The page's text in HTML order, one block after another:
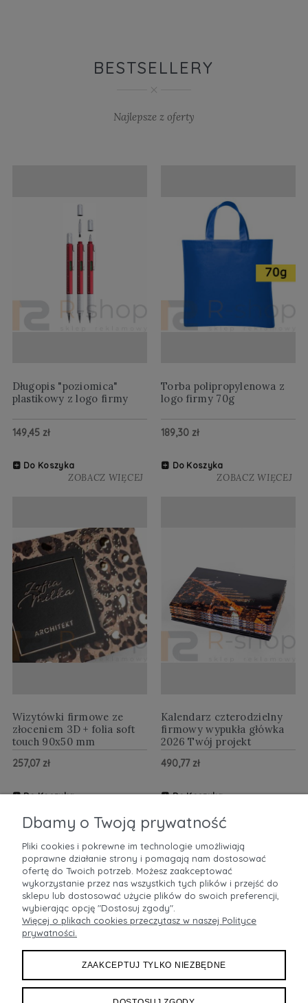
BESTSELLERY
Najlepsze z oferty
Długopis "poziomica"
plastikowy z logo firmy
149,45 zł
Do Koszyka
ZOBACZ WIĘCEJ
Torba polipropylenowa z
logo firmy 70g
189,30 zł
Do Koszyka
ZOBACZ WIĘCEJ
Wizytówki firmowe ze
złoceniem 3D + folia soft
touch 90x50 mm
257,07 zł
Do Koszyka
Kalendarz czterodzielny
firmowy wypukła główka
2026 Twój projekt
490,77 zł
Do Koszyka
POMOC
MOJE KONTO
INFORMACJE
Dbamy o Twoją prywatność
Pliki cookies i pokrewne im technologie umożliwiają
poprawne działanie strony i pomagają nam dostosować
ofertę do Twoich potrzeb. Możesz zaakceptować
wykorzystanie przez nas wszystkich tych plików i przejść do
sklepu lub dostosować użycie plików do swoich preferencji,
wybierając opcję "Dostosuj zgody".
Więcej o plikach cookies przeczytasz w naszej Polityce
prywatności.
ZAAKCEPTUJ TYLKO NIEZBĘDNE